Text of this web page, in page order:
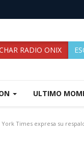
RADIO ONIX
ULTIMO
Times expresa su